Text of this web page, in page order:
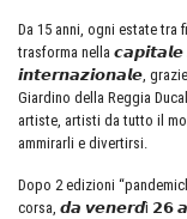
Da 15 anni, ogni estate tra
trasforma nella
𝙞𝙣𝙩𝙚𝙧𝙣𝙖𝙯𝙞𝙤𝙣𝙖𝙡𝙚, grazie
Giardino della Reggia
artiste, artisti da tutto il
ammirarli e divertirsi.
Dopo 2 edizioni
corsa, 𝙙𝙖 𝙫𝙚𝙣𝙚𝙧𝙙ì 𝟮𝟲